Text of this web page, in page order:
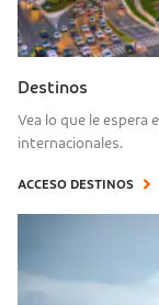
Destinos
Vea lo que le espera
internacionales.
ACCESO DESTINOS